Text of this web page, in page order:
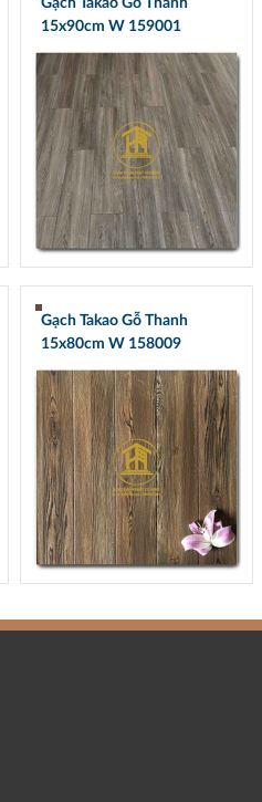
Gạch Takao Gỗ Thanh
15x90cm W 159001
Gạch Takao Gỗ Thanh
15x80cm W 158009